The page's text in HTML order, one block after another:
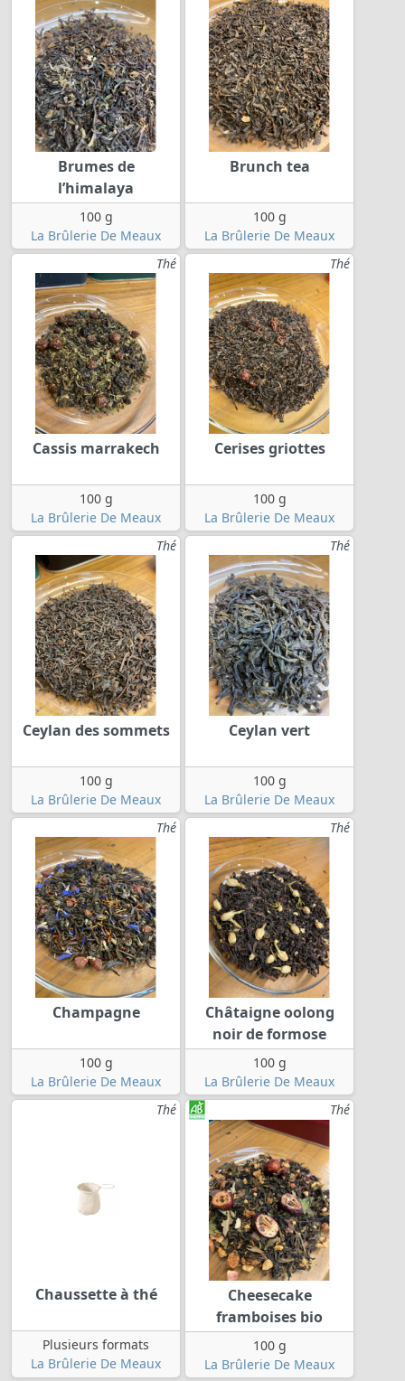
Brumes de
l’himalaya
100 g
La Brûlerie De Meaux
Brunch tea
100 g
La Brûlerie De Meaux
Thé
Cassis marrakech
100 g
La Brûlerie De Meaux
Thé
Cerises griottes
100 g
La Brûlerie De Meaux
Thé
Ceylan des sommets
100 g
La Brûlerie De Meaux
Thé
Ceylan vert
100 g
La Brûlerie De Meaux
Thé
Champagne
100 g
La Brûlerie De Meaux
Thé
Châtaigne oolong
noir de formose
100 g
La Brûlerie De Meaux
Thé
Chaussette à thé
Plusieurs formats
La Brûlerie De Meaux
Thé
Cheesecake
framboises bio
100 g
La Brûlerie De Meaux